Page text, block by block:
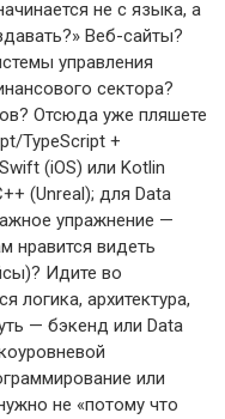
не с языка, а
Веб-сайты?
управления
сектора?
Отсюда уже пляшете
TypeScript +
(iOS) или Kotlin
(Unreal); для Data
упражнение —
нравится видеть
Идите во
логика, архитектура,
— бэкенд или Data
или
не «потому что